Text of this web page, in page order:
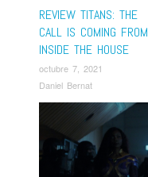
REVIEW TITANS: THE
CALL IS COMING FROM
INSIDE THE HOUSE
octubre 7, 2021
Daniel Bernat